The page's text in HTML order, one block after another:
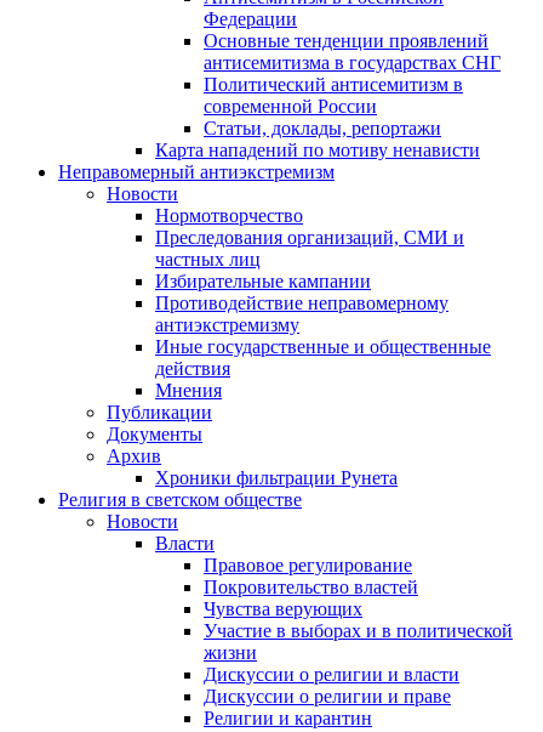
Федерации
Основные тенденции проявлений
антисемитизма в государствах СНГ
Политический антисемитизм в
современной России
Статьи, доклады, репортажи
Карта нападений по мотиву ненависти
Неправомерный антиэкстремизм
Новости
Нормотворчество
Преследования организаций, СМИ и
частных лиц
Избирательные кампании
Противодействие неправомерному
антиэкстремизму
Иные государственные и общественные
действия
Мнения
Публикации
Документы
Архив
Хроники фильтрации Рунета
Религия в светском обществе
Новости
Власти
Правовое регулирование
Покровительство властей
Чувства верующих
Участие в выборах и в политической
жизни
Дискуссии о религии и власти
Дискуссии о религии и праве
Религии и карантин